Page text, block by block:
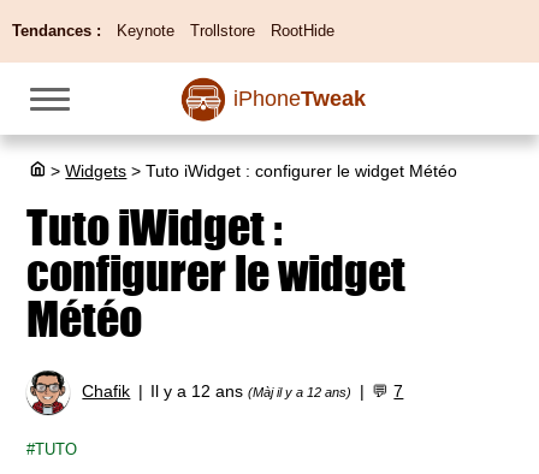
Tendances : Keynote Trollstore RootHide
iPhoneTweak
> Widgets > Tuto iWidget : configurer le widget Météo
Tuto iWidget :
configurer le widget
Météo
Chafik Il y a 12 ans(Màj il y a 12 ans) 💬7
TUTO